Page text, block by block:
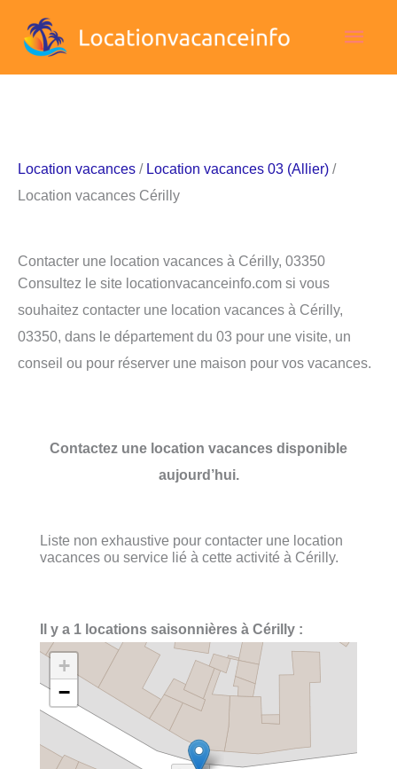
Location vacances / Location vacances 03 (Allier) /
Location vacances Cérilly
Contacter une location vacances à Cérilly, 03350
Consultez le site locationvacanceinfo.com si vous
souhaitez contacter une location vacances à Cérilly,
03350, dans le département du 03 pour une visite, un
conseil ou pour réserver une maison pour vos vacances.
Contactez une location vacances disponible
aujourd’hui.
Liste non exhaustive pour contacter une location
vacances ou service lié à cette activité à Cérilly.
Il y a 1 locations saisonnières à Cérilly :
+
−